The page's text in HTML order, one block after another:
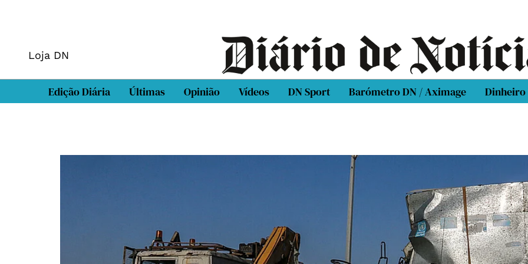
Loja DN
Edição Diária Últimas Opinião Vídeos DN Sport Barómetro DN / Aximage Dinheiro